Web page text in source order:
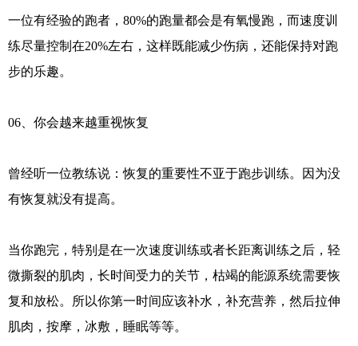
一位有经验的跑者，80%的跑量都会是有氧慢跑，而速度训
练尽量控制在20%左右，这样既能减少伤病，还能保持对跑
步的乐趣。
06、你会越来越重视恢复
曾经听一位教练说：恢复的重要性不亚于跑步训练。因为没
有恢复就没有提高。
当你跑完，特别是在一次速度训练或者长距离训练之后，轻
微撕裂的肌肉，长时间受力的关节，枯竭的能源系统需要恢
复和放松。所以你第一时间应该补水，补充营养，然后拉伸
肌肉，按摩，冰敷，睡眠等等。